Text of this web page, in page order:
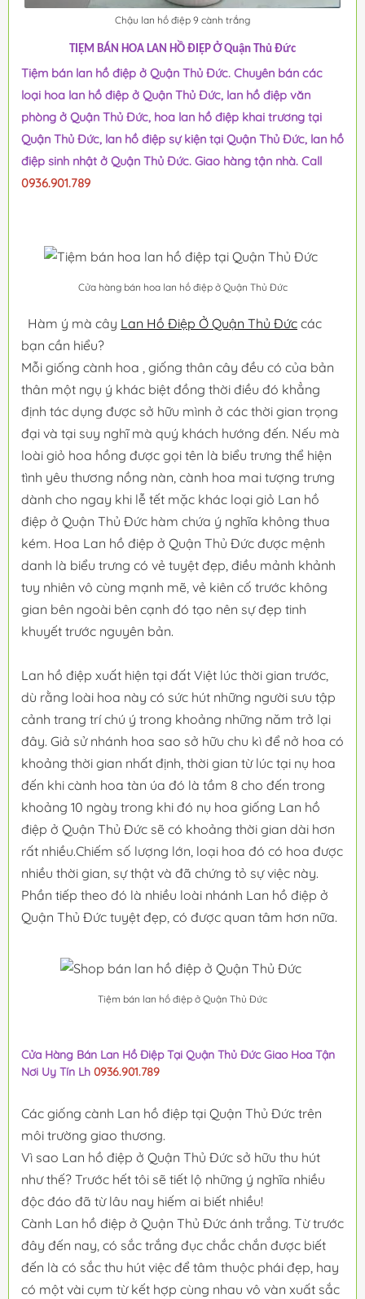
Chậu lan hồ điệp 9 cành trắng
TIỆM BÁN HOA LAN HỒ ĐIỆP Ở Quận Thủ Đức
Tiệm bán lan hồ điệp ở Quận Thủ Đức. Chuyên bán các
loại hoa lan hồ điệp ở Quận Thủ Đức, lan hồ điệp văn
phòng ở Quận Thủ Đức, hoa lan hồ điệp khai trương tại
Quận Thủ Đức, lan hồ điệp sự kiện tại Quận Thủ Đức, lan hồ
điệp sinh nhật ở Quận Thủ Đức. Giao hàng tận nhà. Call
0936.901.789
Cửa hàng bán hoa lan hồ điệp ở Quận Thủ Đức
Hàm ý mà cây Lan Hồ Điệp Ở Quận Thủ Đức các
bạn cần hiểu?
Mỗi giống cành hoa , giống thân cây đều có của bản
thân một ngụ ý khác biệt đồng thời điều đó khẳng
định tác dụng được sở hữu mình ở các thời gian trọng
đại và tại suy nghĩ mà quý khách hướng đến. Nếu mà
loài giỏ hoa hồng được gọi tên là biểu trưng thể hiện
tình yêu thương nồng nàn, cành hoa mai tượng trưng
dành cho ngay khi lễ tết mặc khác loại giỏ Lan hồ
điệp ở Quận Thủ Đức hàm chứa ý nghĩa không thua
kém. Hoa Lan hồ điệp ở Quận Thủ Đức được mệnh
danh là biểu trưng có vẻ tuyệt đẹp, điều mảnh khảnh
tuy nhiên vô cùng mạnh mẽ, vẻ kiên cố trước không
gian bên ngoài bên cạnh đó tạo nên sự đẹp tinh
khuyết trước nguyên bản.
Lan hồ điệp xuất hiện tại đất Việt lúc thời gian trước,
dù rằng loài hoa này có sức hút những người sưu tập
cảnh trang trí chú ý trong khoảng những năm trở lại
đây. Giả sử nhánh hoa sao sở hữu chu kì để nở hoa có
khoảng thời gian nhất định, thời gian từ lúc tại nụ hoa
đến khi cành hoa tàn úa đó là tầm 8 cho đến trong
khoảng 10 ngày trong khi đó nụ hoa giống Lan hồ
điệp ở Quận Thủ Đức sẽ có khoảng thời gian dài hơn
rất nhiều.Chiếm số lượng lớn, loại hoa đó có hoa được
nhiều thời gian, sự thật và đã chứng tỏ sự việc này.
Phần tiếp theo đó là nhiều loài nhánh Lan hồ điệp ở
Quận Thủ Đức tuyệt đẹp, có được quan tâm hơn nữa.
Tiệm bán lan hồ điệp ở Quận Thủ Đức
Cửa Hàng Bán Lan Hồ Điệp Tại Quận Thủ Đức Giao Hoa Tận
Nơi Uy Tín Lh 0936.901.789
Các giống cành Lan hồ điệp tại Quận Thủ Đức trên
môi trường giao thương.
Vì sao Lan hồ điệp ở Quận Thủ Đức sở hữu thu hút
như thế? Trước hết tôi sẽ tiết lộ những ý nghĩa nhiều
độc đáo đã từ lâu nay hiếm ai biết nhiều!
Cành Lan hồ điệp ở Quận Thủ Đức ánh trắng. Từ trước
đây đến nay, có sắc trắng đục chắc chắn được biết
đến là có sắc thu hút việc để tâm thuộc phái đẹp, hay
có một vài cụm từ kết hợp cùng nhau vô vàn xuất sắc